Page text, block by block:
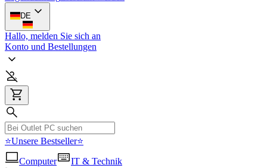
DE
Hallo, melden Sie sich an
Konto und Bestellungen
⭐Unsere Bestseller⭐
Computer
IT & Technik